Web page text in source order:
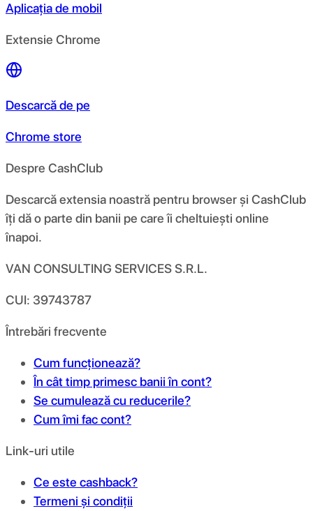
Aplicația de mobil
Extensie Chrome
Descarcă de pe
Chrome store
Despre CashClub
Descarcă extensia noastră pentru browser și CashClub
îți dă o parte din banii pe care îi cheltuiești online
înapoi.
VAN CONSULTING SERVICES S.R.L.
CUI: 39743787
Întrebări frecvente
Cum funcționează?
În cât timp primesc banii în cont?
Se cumulează cu reducerile?
Cum îmi fac cont?
Link-uri utile
Ce este cashback?
Termeni și condiții